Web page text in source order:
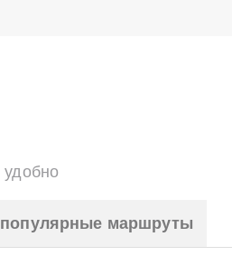
удобно
маршруты